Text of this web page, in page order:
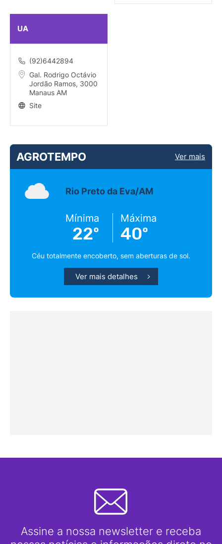
UA
(92)6442894
Gal. Rodrigo Octávio
Jordão Ramos, 3000
Manaus AM
Site
AGROTEMPO Ver mais
Rio Preto da Eva/AM
Mínima
22º
Máxima
40º
Céu totalmente encoberto, sem aberturas de sol.
Ver mais detalhes
Assine a nossa newsletter e receba